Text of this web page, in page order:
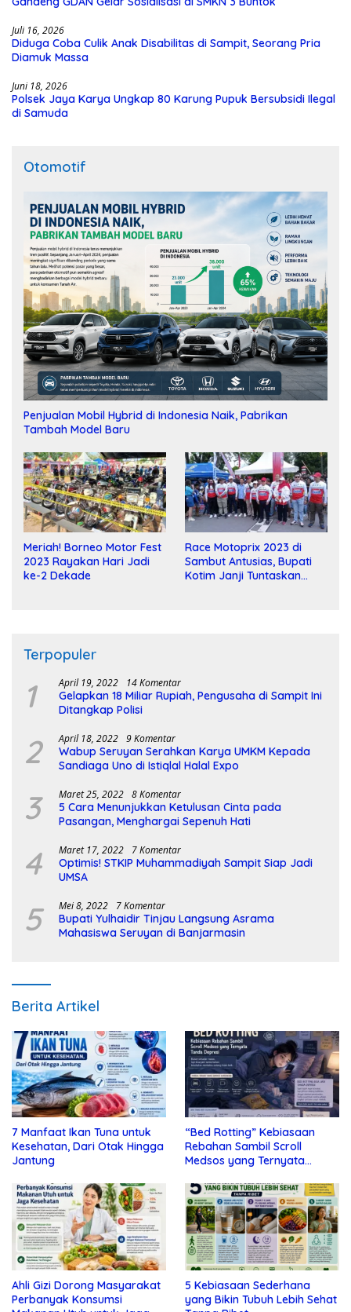
Juli 16, 2026
Diduga Coba Culik Anak Disabilitas di Sampit, Seorang Pria
Diamuk Massa
Juni 18, 2026
Polsek Jaya Karya Ungkap 80 Karung Pupuk Bersubsidi Ilegal
di Samuda
Otomotif
Penjualan Mobil Hybrid di Indonesia Naik, Pabrikan
Tambah Model Baru
Meriah! Borneo Motor Fest
2023 Rayakan Hari Jadi
ke-2 Dekade
Race Motoprix 2023 di
Sambut Antusias, Bupati
Kotim Janji Tuntaskan
Terpopuler
1 April 19, 2022 14 Komentar
Gelapkan 18 Miliar Rupiah, Pengusaha di Sampit Ini
Ditangkap Polisi
2 April 18, 2022 9 Komentar
Wabup Seruyan Serahkan Karya UMKM Kepada
Sandiaga Uno di Istiqlal Halal Expo
3 Maret 25, 2022 8 Komentar
5 Cara Menunjukkan Ketulusan Cinta pada
Pasangan, Menghargai Sepenuh Hati
4 Maret 17, 2022 7 Komentar
Optimis! STKIP Muhammadiyah Sampit Siap Jadi
UMSA
5 Mei 8, 2022 7 Komentar
Bupati Yulhaidir Tinjau Langsung Asrama
Mahasiswa Seruyan di Banjarmasin
Berita Artikel
7 Manfaat Ikan Tuna untuk
Kesehatan, Dari Otak Hingga
Jantung
“Bed Rotting” Kebiasaan
Rebahan Sambil Scroll
Medsos yang Ternyata
Ahli Gizi Dorong Masyarakat
Perbanyak Konsumsi
5 Kebiasaan Sederhana
yang Bikin Tubuh Lebih Sehat